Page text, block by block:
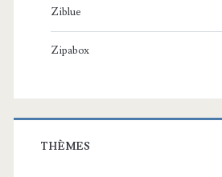
Ziblue
Zipabox
THÈMES